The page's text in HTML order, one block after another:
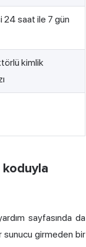
24 saat ile 7 gün
kimlik
koduyla
sayfasında da
sunucu girmeden bir